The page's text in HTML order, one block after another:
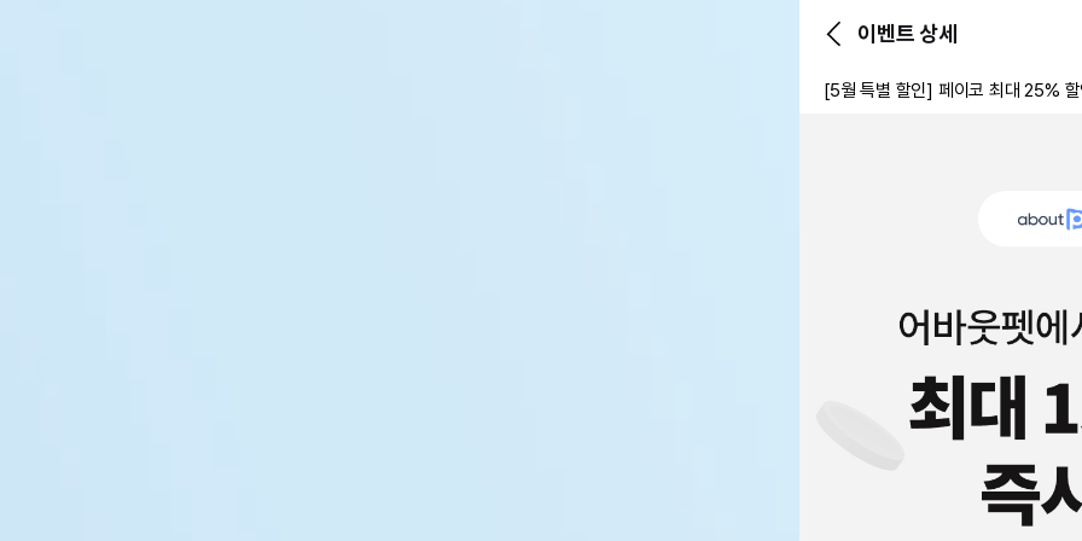
이벤트 상세
[5월 특별 할인] 페이코 최대 25%